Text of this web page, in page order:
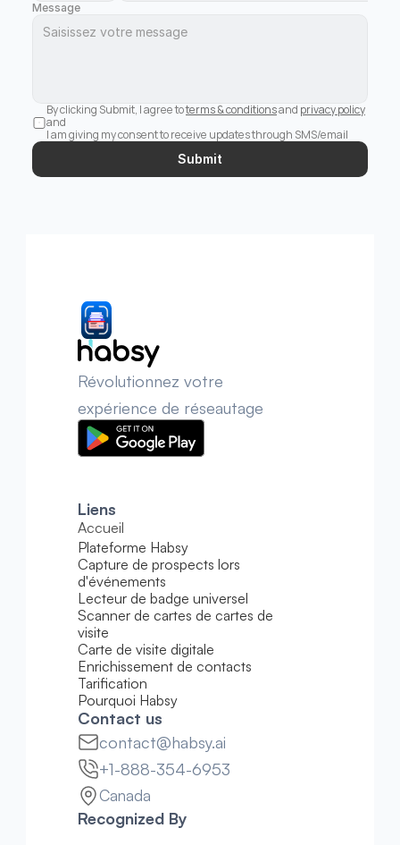
Message
By clicking Submit, I agree to terms & conditions and privacy policy
and
I am giving my consent to receive updates through SMS/email
Submit
Révolutionnez votre
expérience de réseautage
Liens
Accueil
Plateforme Habsy
Capture de prospects lors
d'événements
Lecteur de badge universel
Scanner de cartes de cartes de
visite
Carte de visite digitale
Enrichissement de contacts
Tarification
Pourquoi Habsy
Contact us
contact@habsy.ai
+1-888-354-6953
Canada
Recognized By